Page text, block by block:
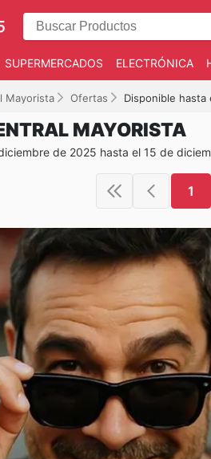
SUPERMERCADOS ELECTRÓNICA
Mayorista Ofertas Disponible hasta
MAYORISTA
de 2025 hasta el 15 de
1